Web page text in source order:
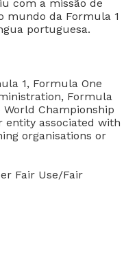
com a missão de
mundo da Formula 1
portuguesa.
1, Formula One
Formula
World Championship
entity associated with
organisations or
Fair Use/Fair